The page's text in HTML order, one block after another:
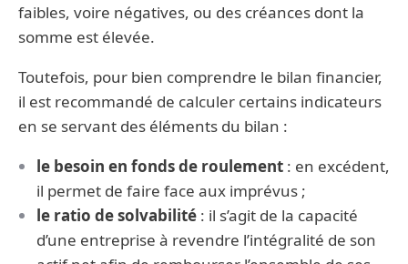
faibles, voire négatives, ou des créances dont la
somme est élevée.
Toutefois, pour bien comprendre le bilan financier,
il est recommandé de calculer certains indicateurs
en se servant des éléments du bilan :
le besoin en fonds de roulement : en excédent,
il permet de faire face aux imprévus ;
le ratio de solvabilité : il s’agit de la capacité
d’une entreprise à revendre l’intégralité de son